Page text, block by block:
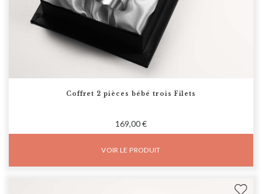
Coffret 2 pièces bébé trois Filets
169,00 €
VOIR LE PRODUIT